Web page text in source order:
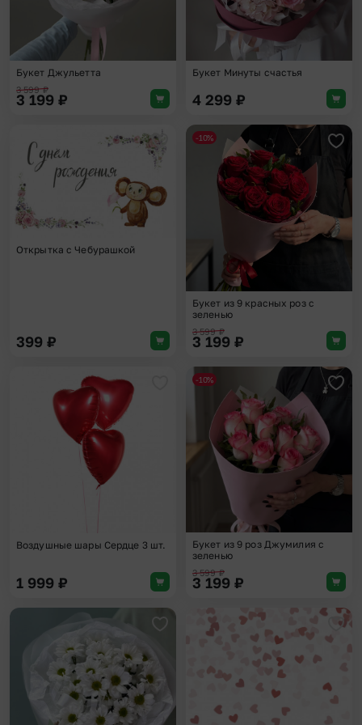
Букет Джульетта
3 599₽
3 199 ₽
Букет Минуты счастья
4 299 ₽
Добавить в избранное
Открытка с Чебурашкой
399 ₽
-10%
Букет из 9 красных роз с
зеленью
3 599₽
3 199 ₽
Добавить в избранное
Воздушные шары Сердце 3 шт.
1 999 ₽
-10%
Букет из 9 роз Джумилия с
зеленью
3 599₽
3 199 ₽
Добавить в избранное